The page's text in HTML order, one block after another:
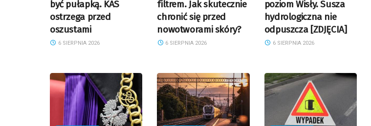
być pułapką. KAS
ostrzega przed
oszustami
6 SIERPNIA 2026
filtrem. Jak skutecznie
chronić się przed
nowotworami skóry?
6 SIERPNIA 2026
poziom Wisły. Susza
hydrologiczna nie
odpuszcza [ZDJĘCIA]
6 SIERPNIA 2026